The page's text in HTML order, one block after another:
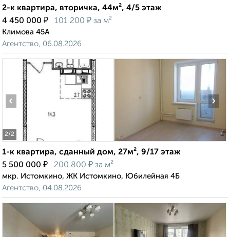
2-к квартира, вторичка, 44м², 4/5 этаж
4 450 000 ₽ 101 200 ₽ за м²
Климова 45А
Агентство, 06.08.2026
2/2
‹ ›
1-к квартира, сданный дом, 27м², 9/17 этаж
5 500 000 ₽ 200 800 ₽ за м²
мкр. Истомкино, ЖК Истомкино, Юбилейная 4Б
Агентство, 04.08.2026